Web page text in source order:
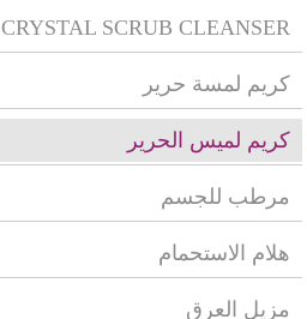
CRYSTAL SCRUB CLEANSER
كريم لمسة حرير
كريم لميس الحرير
مرطب للجسم
هلام الاستحمام
مزيل العرق